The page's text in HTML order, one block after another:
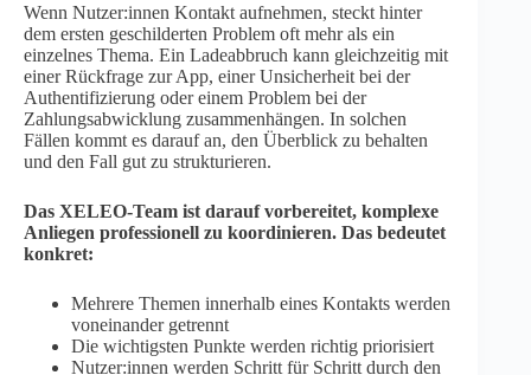
Wenn Nutzer:innen Kontakt aufnehmen, steckt hinter
dem ersten geschilderten Problem oft mehr als ein
einzelnes Thema. Ein Ladeabbruch kann gleichzeitig mit
einer Rückfrage zur App, einer Unsicherheit bei der
Authentifizierung oder einem Problem bei der
Zahlungsabwicklung zusammenhängen. In solchen
Fällen kommt es darauf an, den Überblick zu behalten
und den Fall gut zu strukturieren.
Das XELEO-Team ist darauf vorbereitet, komplexe
Anliegen professionell zu koordinieren. Das bedeutet
konkret:
Mehrere Themen innerhalb eines Kontakts werden
voneinander getrennt
Die wichtigsten Punkte werden richtig priorisiert
Nutzer:innen werden Schritt für Schritt durch den